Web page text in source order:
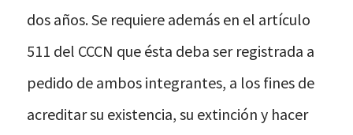
dos años. Se requiere además en el artículo
511 del CCCN que ésta deba ser registrada a
pedido de ambos integrantes, a los fines de
acreditar su existencia, su extinción y hacer